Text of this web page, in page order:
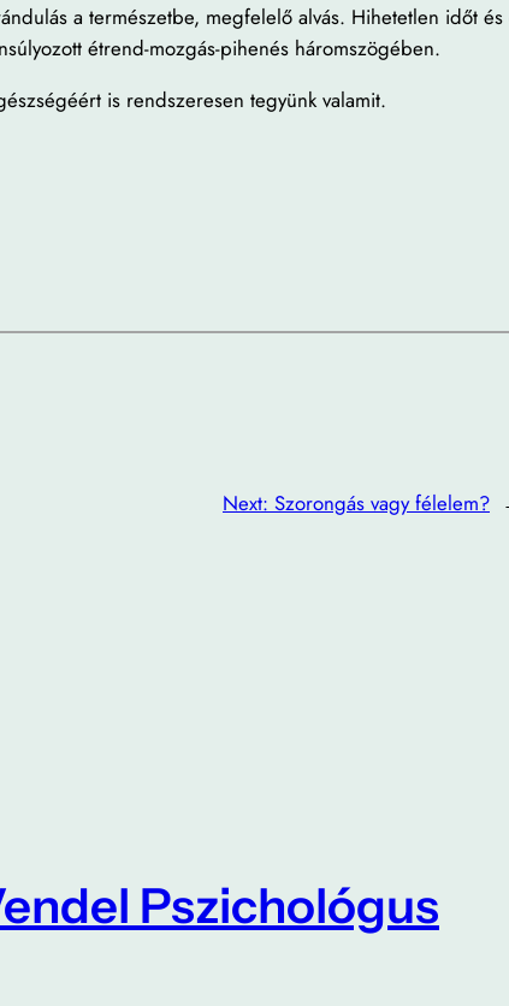
a természetbe, megfelelő alvás. Hihetetlen időt
étrend-mozgás-pihenés háromszögében.
is rendszeresen tegyünk valamit.
Next: Szorongás vagy félelem?
Pszichológus